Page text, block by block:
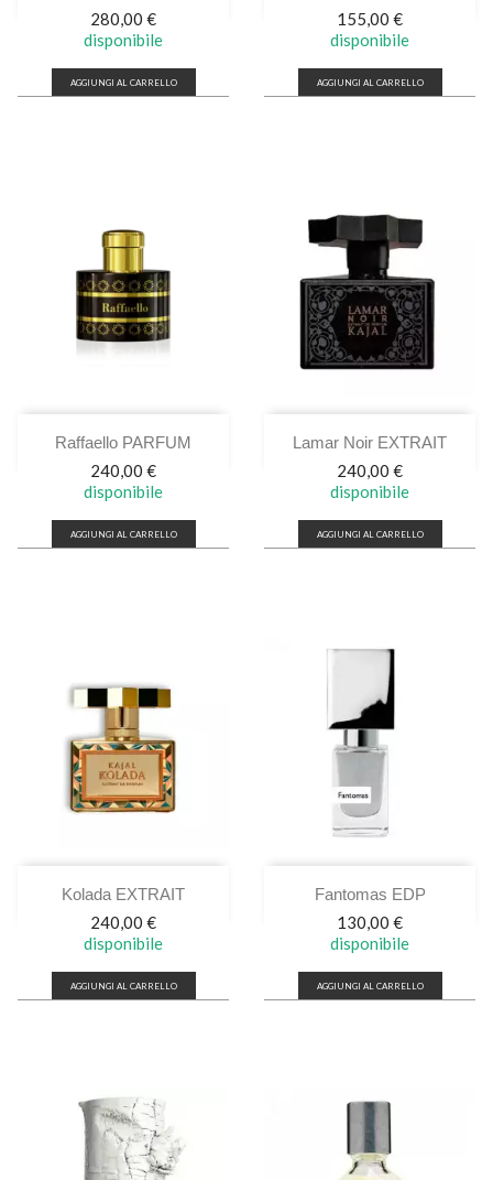
Prezzo
280,00 €
disponibile
AGGIUNGI AL CARRELLO
Prezzo
155,00 €
disponibile
AGGIUNGI AL CARRELLO
Raffaello PARFUM
Prezzo
240,00 €
disponibile
AGGIUNGI AL CARRELLO
Lamar Noir EXTRAIT
Prezzo
240,00 €
disponibile
AGGIUNGI AL CARRELLO
Kolada EXTRAIT
Prezzo
240,00 €
disponibile
AGGIUNGI AL CARRELLO
Fantomas EDP
Prezzo
130,00 €
disponibile
AGGIUNGI AL CARRELLO